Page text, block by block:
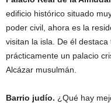
edificio histórico situado
poder civil, ahora es la
visitan la isla. De él
prácticamente un palacio
Alcázar musulmán.
Barrio judío. ¿Qué hay